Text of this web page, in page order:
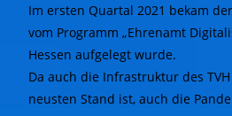
Im ersten Quartal 2021 bekam
vom Programm „Ehrenamt
Hessen aufgelegt wurde.
Da auch die Infrastruktur des
neusten Stand ist, auch die